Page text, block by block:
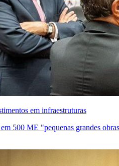
em infraestruturas
500 ME "pequenas grandes